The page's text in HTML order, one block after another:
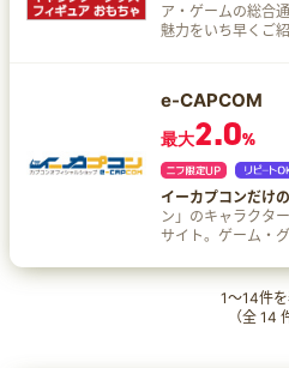
ア・ゲームの総合通販サイ
魅力をいち早くご紹介！ 入手困難な人
典付きアイテムな
e-CAPCOM
最大2.0%
イーカプコンだけ
ン」のキャラクタ
サイト。ゲーム・
作の予約販売もOK
1～14件
（全 14